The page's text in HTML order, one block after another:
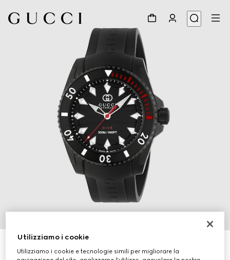
CHF 2,350
Utilizziamo i cookie
Utilizziamo i cookie e tecnologie simili per migliorare la